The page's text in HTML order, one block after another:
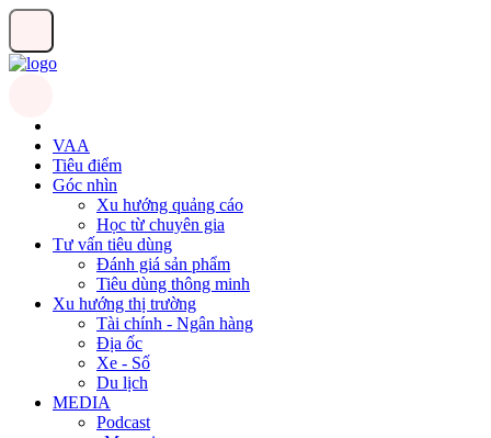
VAA
Tiêu điểm
Góc nhìn
Xu hướng quảng cáo
Học từ chuyên gia
Tư vấn tiêu dùng
Đánh giá sản phẩm
Tiêu dùng thông minh
Xu hướng thị trường
Tài chính - Ngân hàng
Địa ốc
Xe - Số
Du lịch
MEDIA
Podcast